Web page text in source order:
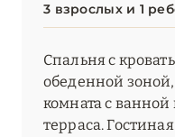
3 взрослых и 1
Спальня с
обеденной
комната с
терраса.